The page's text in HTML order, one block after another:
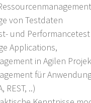
von Testdaten
und Performancetest
Applications,
in Agilen
für
REST, ..)